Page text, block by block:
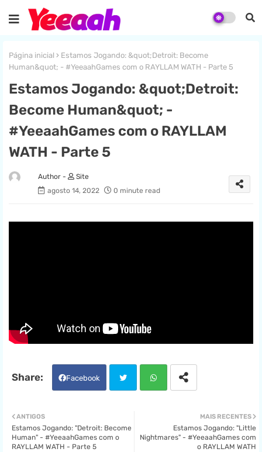
Página inicial
Estamos Jogando: &quot;Detroit: Become
Human&quot; - #YeeaahGames com o RAYLLAM WATH - Parte 5
Estamos Jogando: &quot;Detroit:
Become Human&quot; -
#YeeaahGames com o RAYLLAM
WATH - Parte 5
Site
agosto 14, 2022
0 minute read
Facebook
ter
MAIS RECENTES
Estamos Jogando: "Little
Nightmares" - #YeeaahGames com
o RAYLLAM WATH
ANTIGOS
Estamos Jogando: "Detroit: Become
Human" - #YeeaahGames com o
RAYLLAM WATH - Parte 5